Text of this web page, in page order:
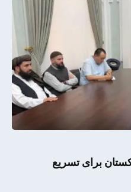
برای تسریع